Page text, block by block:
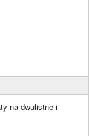
na dwulistne i